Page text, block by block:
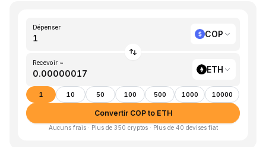
Dépenser
COP
Recevoir ~
ETH
1 10 50 100 500 1000 10000
Convertir COP to ETH
Aucuns frais · Plus de 350 cryptos · Plus de 40 devises fiat